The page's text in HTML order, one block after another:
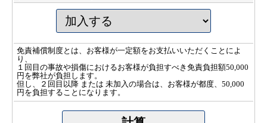
免責補償制度とは、お客様が一定額をお支払いいただくことによ
り、
１回目の事故や損傷におけるお客様が負担すべき免責負担額50,000
円を弊社が負担します。
但し、２回目以降 または 未加入の場合は、お客様が都度、50,000
円を負担することになります。